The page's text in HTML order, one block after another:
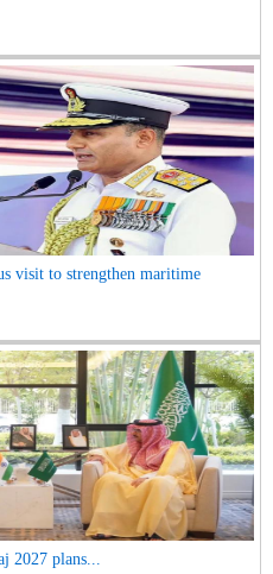
visit to strengthen maritime
2027 plans...